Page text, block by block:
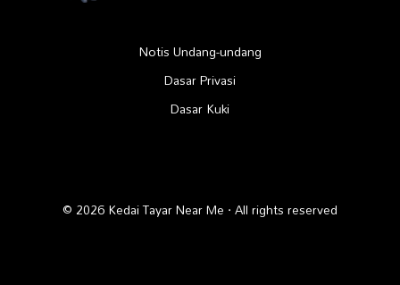
Notis Undang-undang
Dasar Privasi
Dasar Kuki
© 2026 Kedai Tayar Near Me · All rights reserved